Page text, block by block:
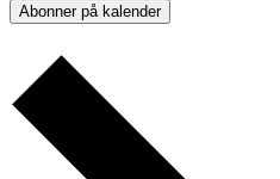
Abonner på kalender